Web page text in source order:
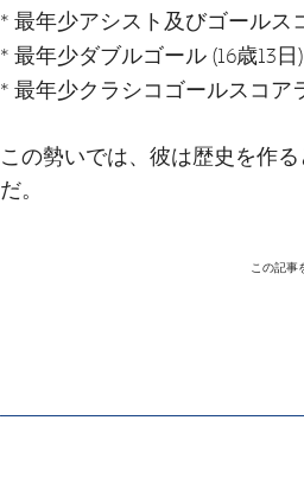
* 最年少アシスト及びゴールス
* 最年少ダブルゴール (16歳13日)
* 最年少クラシコゴールスコア
この勢いでは、彼は歴史を作
だ。
この記事